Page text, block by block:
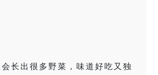
长出很多野菜，味道好吃又独